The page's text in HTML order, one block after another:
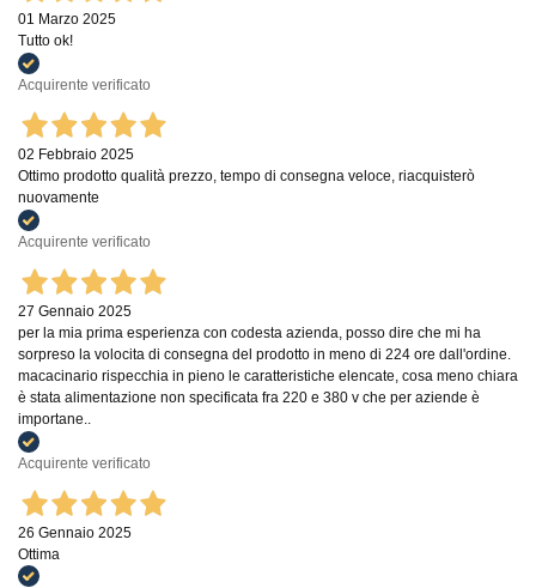
01 Marzo 2025
Tutto ok!
Acquirente verificato
02 Febbraio 2025
Ottimo prodotto qualità prezzo, tempo di consegna veloce, riacquisterò
nuovamente
Acquirente verificato
27 Gennaio 2025
per la mia prima esperienza con codesta azienda, posso dire che mi ha
sorpreso la volocita di consegna del prodotto in meno di 224 ore dall'ordine.
macacinario rispecchia in pieno le caratteristiche elencate, cosa meno chiara
è stata alimentazione non specificata fra 220 e 380 v che per aziende è
importane..
Acquirente verificato
26 Gennaio 2025
Ottima